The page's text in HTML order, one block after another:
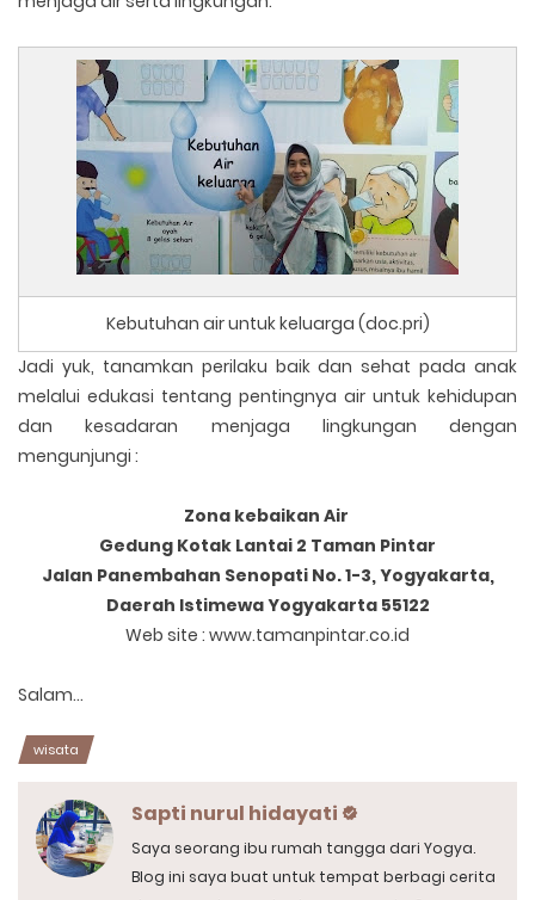
Kebutuhan air untuk keluarga (doc.pri)
Jadi yuk, tanamkan perilaku baik dan sehat pada anak
melalui edukasi tentang pentingnya air untuk kehidupan
dan kesadaran menjaga lingkungan dengan
mengunjungi :
Zona kebaikan Air
Gedung Kotak Lantai 2 Taman Pintar
Jalan Panembahan Senopati No. 1-3, Yogyakarta,
Daerah Istimewa Yogyakarta 55122
Web site : www.tamanpintar.co.id
Salam...
wisata
Sapti nurul hidayati
Saya seorang ibu rumah tangga dari Yogya.
Blog ini saya buat untuk tempat berbagi cerita